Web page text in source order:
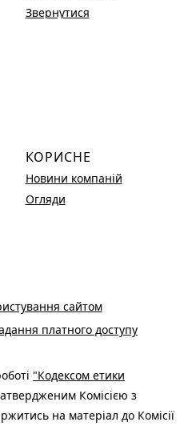
Звернутися
КОРИСНЕ
Новини компаній
Огляди
сайтом
платного доступу
"Кодексом етики
Комісією з
на матеріал до Комісії